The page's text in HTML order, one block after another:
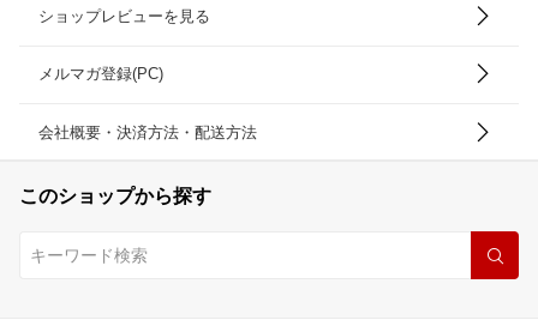
ショップレビューを見る
メルマガ登録(PC)
会社概要・決済方法・配送方法
このショップから探す